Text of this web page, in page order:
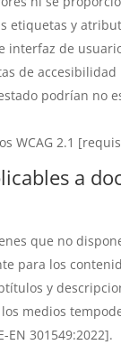
y
interfaz de
de accesibilidad
podrían
WCAG 2.1
a
que no
para los
y
medios
EN 301549:2022].